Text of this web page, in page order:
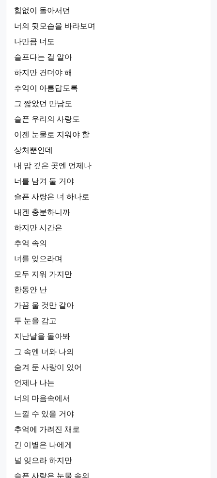
힘없이 돌아서던
너의 뒷모습을 바라보며
나만큼 너도
슬프다는 걸 알아
하지만 견뎌야 해
추억이 아름답도록
그 짧았던 만남도
슬픈 우리의 사랑도
이젠 눈물로 지워야 할
상처뿐인데
내 맘 깊은 곳엔 언제나
너를 남겨 둘 거야
슬픈 사랑은 너 하나로
내겐 충분하니까
하지만 시간은
추억 속의
너를 잊으라며
모두 지워 가지만
한동안 난
가끔 울 것만 같아
두 눈을 감고
지난날을 돌아봐
그 속엔 너와 나의
숨겨 둔 사랑이 있어
언제나 나는
너의 마음속에서
느낄 수 있을 거야
추억에 가려진 채로
긴 이별은 나에게
널 잊으라 하지만
슬픈 사랑은 눈물 속의